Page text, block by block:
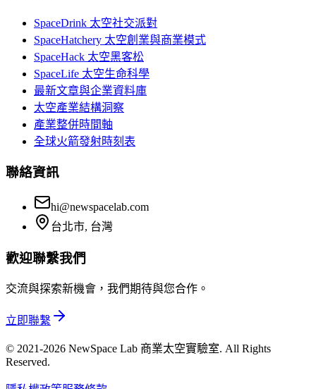
SpaceDrink 太空社交派對
SpaceHatchery 太空創業與商業模式
SpaceHack 太空黑客松
SpaceLife 太空生命科學
最新文章與企業資料庫
太空產業結構洞察
產業整併時間軸
全球火箭發射時刻表
聯絡資訊
hi@newspacelab.com
台北市, 台灣
歡迎聯繫我們
交流與探索新機會，我們期待與您合作。
立即聯繫
© 2021-2026 NewSpace Lab 商業太空實驗室. All Rights
Reserved.